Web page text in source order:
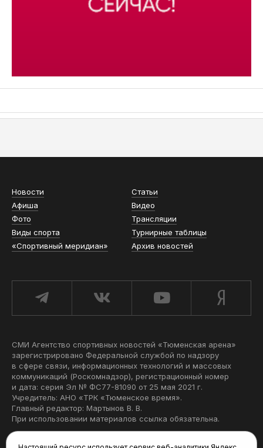
Новости
Статьи
Афиша
Видео
Фото
Трансляции
Виды спорта
Турнирные таблицы
«Спортивный меридиан»
Архив новостей
СМИ Агентство спортивных новостей «Тюменская арена»
зарегистрировано Федеральной службой по надзору
в сфере связи, информационных технологий и массовых
коммуникаций (Роскомнадзор), регистрационный номер
и дата: серия Эл № ФС77-81090 от 25 мая 2021 г.
Учредитель: АНО «ТРК «Тюменское время».
Главный редактор: Мартынов В. В.
При использовании материалов ссылка обязательна.